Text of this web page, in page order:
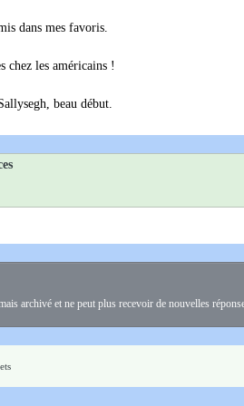
dans mes favoris.
chez les américains !
beau début.
archivé et ne peut plus recevoir de nouvelles